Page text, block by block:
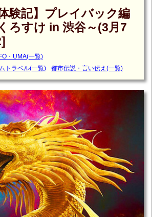
験記】プレイバック編
ろすけ in 渋谷～(3月7
・UMA(一覧)
トラベル(一覧)
都市伝説・言い伝え(一覧)